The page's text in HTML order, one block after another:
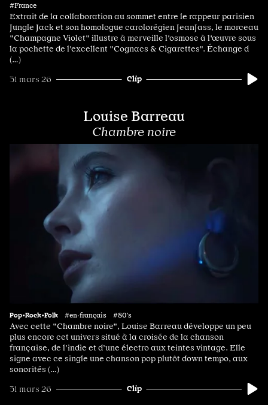
#France
Extrait de la collaboration au sommet entre le rappeur parisien
Jungle Jack et son homologue carolorégien JeanJass, le morceau
"Champagne Violet" illustre à merveille l'osmose à l'œuvre sous
la pochette de l'excellent "Cognacs & Cigarettes". Échange d
(…)
31 mars 26 Clip
Louise Barreau
Chambre noire
Pop•Rock•Folk #en·français #80's
Avec cette "Chambre noire", Louise Barreau développe un peu
plus encore cet univers situé à la croisée de la chanson
française, de l’indie et d’une électro aux teintes vintage. Elle
signe avec ce single une chanson pop plutôt down tempo, aux
sonorités (…)
31 mars 26 Clip